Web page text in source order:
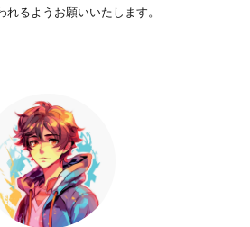
るようお願いいたします。